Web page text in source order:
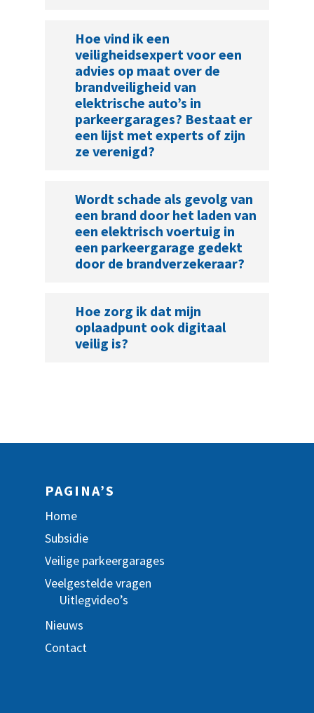
Hoe vind ik een
veiligheidsexpert voor een
advies op maat over de
brandveiligheid van
elektrische auto’s in
parkeergarages? Bestaat er
een lijst met experts of zijn
ze verenigd?
Wordt schade als gevolg van
een brand door het laden van
een elektrisch voertuig in
een parkeergarage gedekt
door de brandverzekeraar?
Hoe zorg ik dat mijn
oplaadpunt ook digitaal
veilig is?
PAGINA’S
Home
Subsidie
Veilige parkeergarages
Veelgestelde vragen
Uitlegvideo’s
Nieuws
Contact